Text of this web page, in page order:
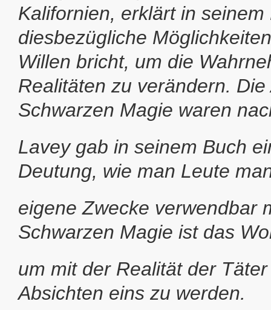
Kalifornien, erklärt in seinem
diesbezügliche
Willen bricht, um die
Realitäten zu verändern.
Schwarzen Magie waren
Lavey gab in seinem Buch
Deutung, wie man Leute
eigene Zwecke verwendbar
Schwarzen Magie ist das
um mit der Realität der
Absichten eins zu werden.